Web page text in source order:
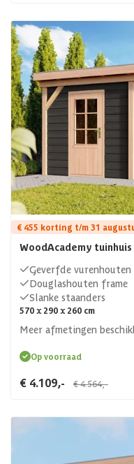
€ 455 korting t/m 31
WoodAcademy
Geverfde vurenhouten
Douglashouten frame
Slanke staanders
570 x 290 x 260 cm
Meer afmetingen
Op voorraad
€ 4.109,- € 4.564,-